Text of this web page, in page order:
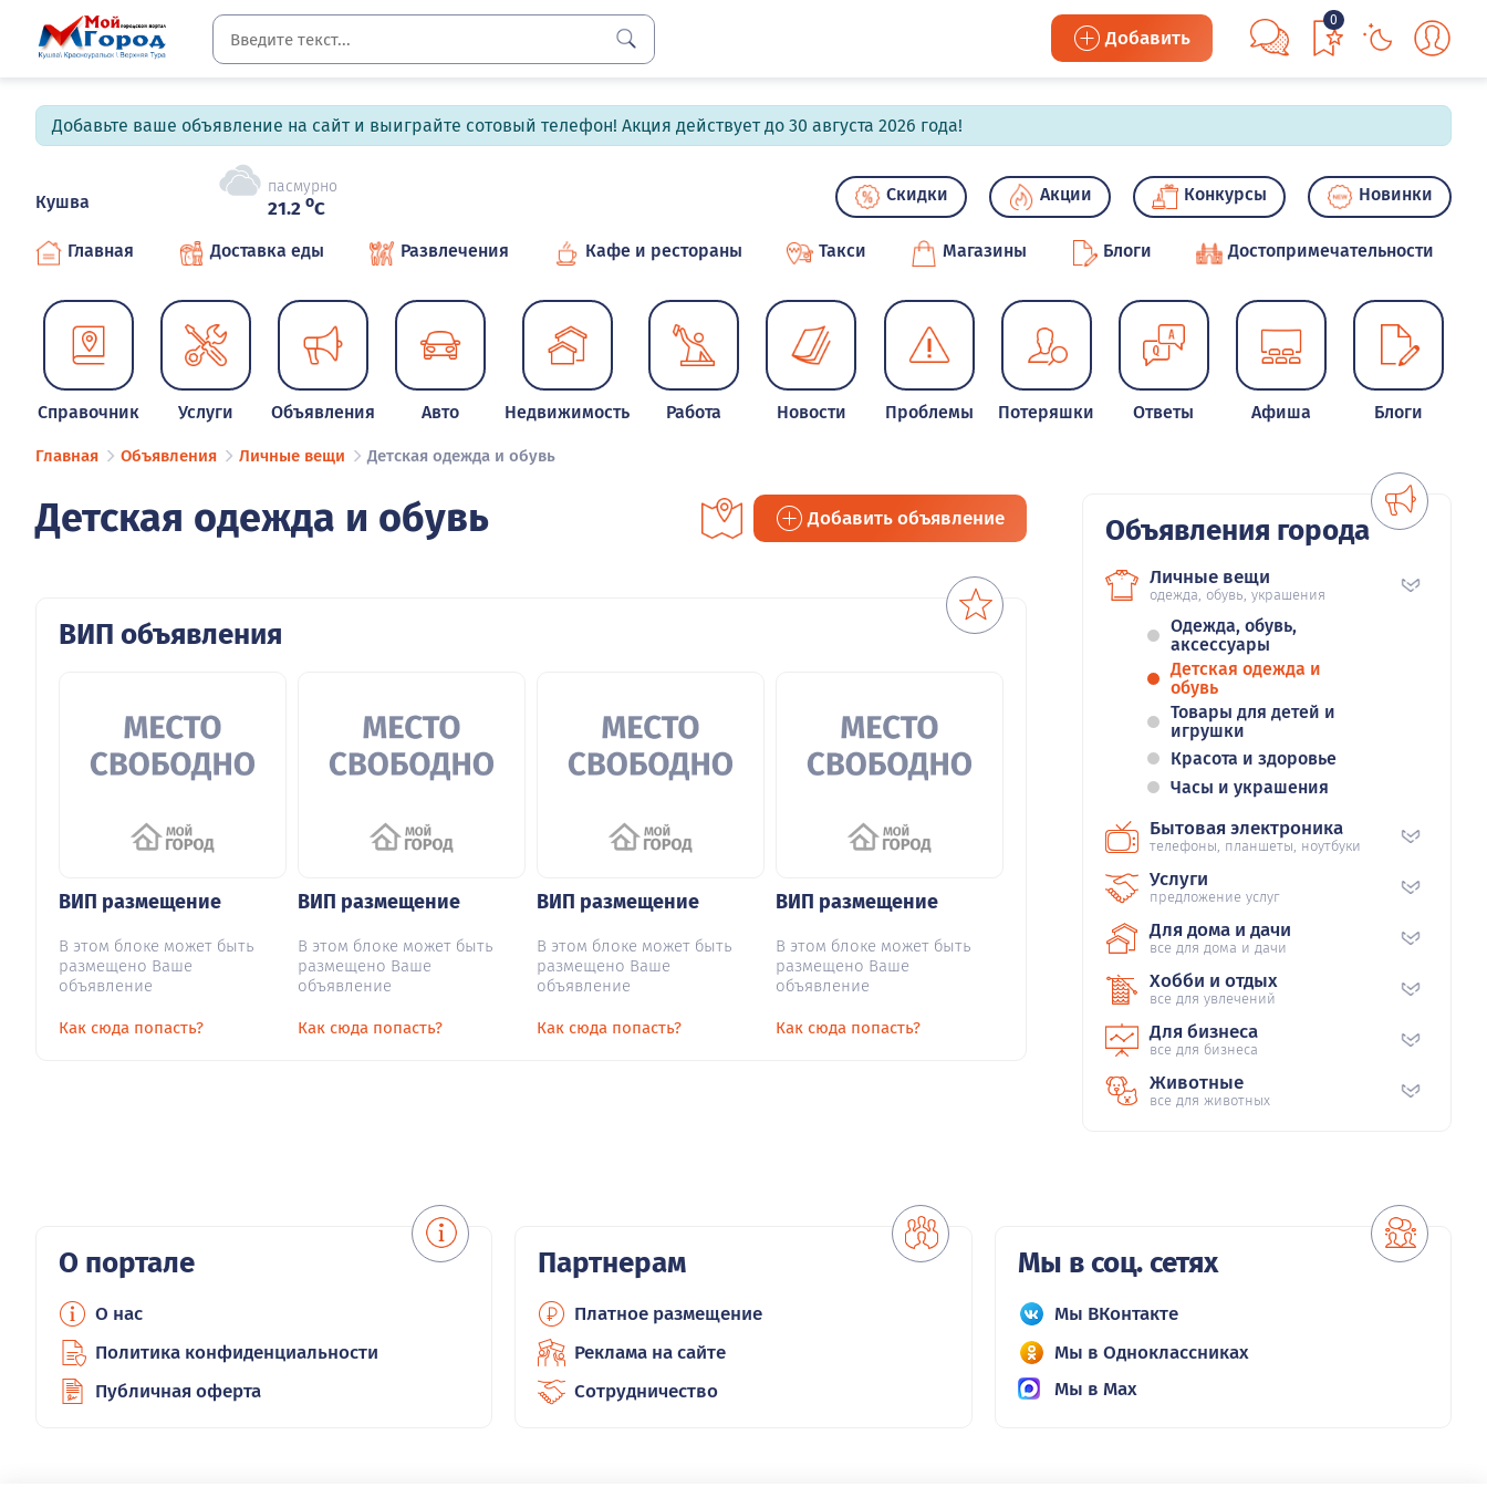
Добавить
0
Добавьте ваше объявление на сайт и выиграйте сотовый телефон! Акция действует до 30 августа 2026 года!
Кушва
пасмурно
21.2 oC
Скидки Акции Конкурсы Новинки
Главная Доставка еды Развлечения Кафе и рестораны Такси Магазины Блоги Достопримечательности
Справочник Услуги Объявления Авто Недвижимость Работа Новости Проблемы Потеряшки Ответы Афиша Блоги
Главная Объявления Личные вещи Детская одежда и обувь
Детская одежда и обувь Добавить объявление
ВИП объявления
ВИП размещение
В этом блоке может быть
размещено Ваше
объявление
Как сюда попасть?
ВИП размещение
В этом блоке может быть
размещено Ваше
объявление
Как сюда попасть?
ВИП размещение
В этом блоке может быть
размещено Ваше
объявление
Как сюда попасть?
ВИП размещение
В этом блоке может быть
размещено Ваше
объявление
Как сюда попасть?
Объявления города
Личные вещи
одежда, обувь, украшения
Одежда, обувь,
аксессуары
Детская одежда и
обувь
Товары для детей и
игрушки
Красота и здоровье
Часы и украшения
Бытовая электроника
телефоны, планшеты, ноутбуки
Услуги
предложение услуг
Для дома и дачи
все для дома и дачи
Хобби и отдых
все для увлечений
Для бизнеса
все для бизнеса
Животные
все для животных
О портале
О нас
Политика конфиденциальности
Публичная оферта
Партнерам
Платное размещение
Реклама на сайте
Сотрудничество
Мы в соц. сетях
Мы ВКонтакте
Мы в Одноклассниках
Мы в Max